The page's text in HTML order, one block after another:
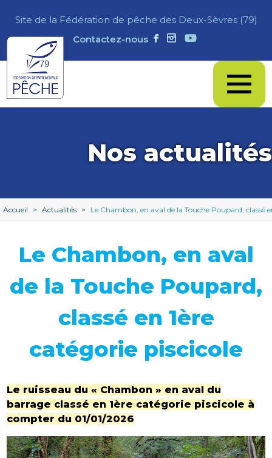
Site de la Fédération de pêche des Deux-Sèvres (79)
Contactez-nous
Nos actualités
Accueil > Actualités > Le Chambon, en aval de la Touche Poupard, classé
Le Chambon, en aval
de la Touche Poupard,
classé en 1ère
catégorie piscicole
Le ruisseau du « Chambon » en aval du
barrage classé en 1ère catégorie piscicole à
compter du 01/01/2026